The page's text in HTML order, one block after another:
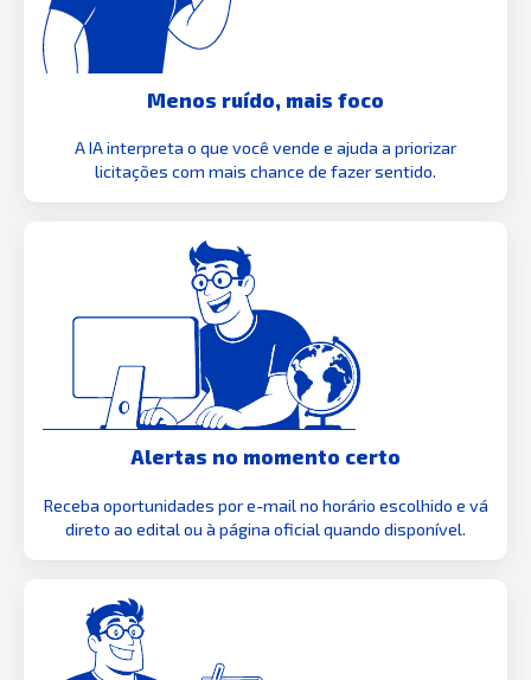
Menos ruído, mais foco
A IA interpreta o que você vende e ajuda a priorizar
licitações com mais chance de fazer sentido.
Alertas no momento certo
Receba oportunidades por e-mail no horário escolhido e vá
direto ao edital ou à página oficial quando disponível.